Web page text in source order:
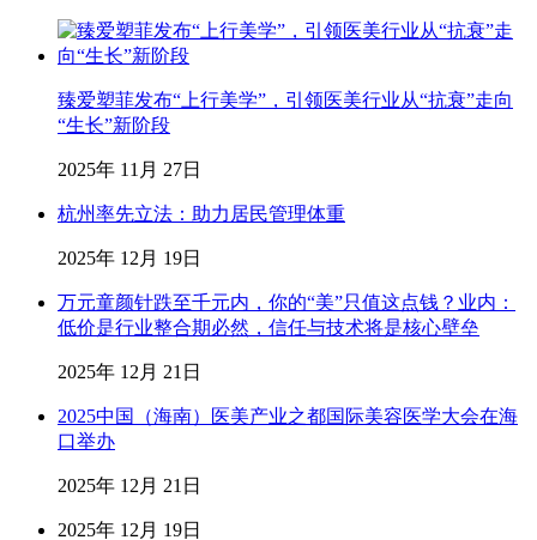
臻爱塑菲发布“上行美学”，引领医美行业从“抗衰”走向
“生长”新阶段
2025年 11月 27日
杭州率先立法：助力居民管理体重
2025年 12月 19日
万元童颜针跌至千元内，你的“美”只值这点钱？业内：
低价是行业整合期必然，信任与技术将是核心壁垒
2025年 12月 21日
2025中国（海南）医美产业之都国际美容医学大会在海
口举办
2025年 12月 21日
2025年 12月 19日